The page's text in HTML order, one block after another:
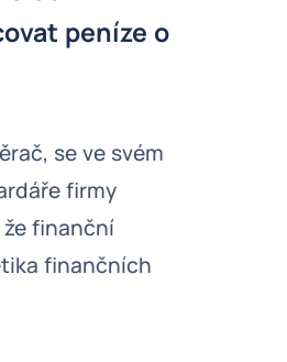
peníze o
se ve svém
firmy
finanční
finančních